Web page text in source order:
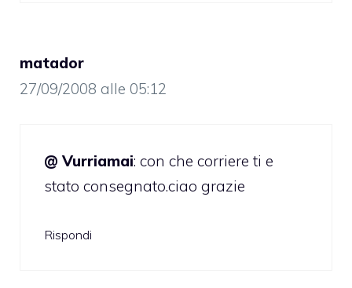
matador
27/09/2008 alle 05:12
@ Vurriamai: con che corriere ti e
stato consegnato.ciao grazie
Rispondi